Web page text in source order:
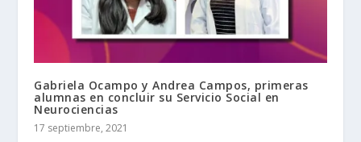
Gabriela Ocampo y Andrea Campos, primeras
alumnas en concluir su Servicio Social en
Neurociencias
17 septiembre, 2021